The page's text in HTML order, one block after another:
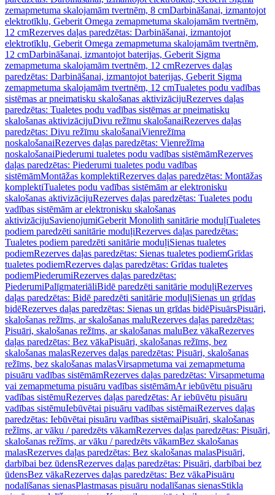
zemapmetuma skalojamām tvertnēm, 8 cmDarbināšanai, izmantojot
elektrotīklu, Geberit Omega zemapmetuma skalojamām tvertnēm,
12 cmRezerves daļas paredzētas: Darbināšanai, izmantojot
elektrotīklu, Geberit Omega zemapmetuma skalojamām tvertnēm,
12 cmDarbināšanai, izmantojot baterijas, Geberit Sigma
zemapmetuma skalojamām tvertnēm, 12 cmRezerves daļas
paredzētas: Darbināšanai, izmantojot baterijas, Geberit Sigma
zemapmetuma skalojamām tvertnēm, 12 cmTualetes podu vadības
sistēmas ar pneimatisku skalošanas aktivizācijuRezerves daļas
paredzētas: Tualetes podu vadības sistēmas ar pneimatisku
skalošanas aktivizācijuDivu režīmu skalošanaiRezerves daļas
paredzētas: Divu režīmu skalošanaiVienrežīma
noskalošanaiRezerves daļas paredzētas: Vienrežīma
noskalošanaiPiederumi tualetes podu vadības sistēmāmRezerves
daļas paredzētas: Piederumi tualetes podu vadības
sistēmāmMontāžas komplektiRezerves daļas paredzētas: Montāžas
komplektiTualetes podu vadības sistēmām ar elektronisku
skalošanas aktivizācijuRezerves daļas paredzētas: Tualetes podu
vadības sistēmām ar elektronisku skalošanas
aktivizācijuSavienojumiGeberit Monolith sanitārie moduļiTualetes
podiem paredzēti sanitārie moduļiRezerves daļas paredzētas:
Tualetes podiem paredzēti sanitārie moduļiSienas tualetes
podiemRezerves daļas paredzētas: Sienas tualetes podiemGrīdas
tualetes podiemRezerves daļas paredzētas: Grīdas tualetes
podiemPiederumiRezerves daļas paredzētas:
PiederumiPalīgmateriāliBidē paredzēti sanitārie moduļiRezerves
daļas paredzētas: Bidē paredzēti sanitārie moduļiSienas un grīdas
bidēRezerves daļas paredzētas: Sienas un grīdas bidēPisuārsPisuāri,
skalošanas režīms, ar skalošanas maluRezerves daļas paredzētas:
Pisuāri, skalošanas režīms, ar skalošanas maluBez vākaRezerves
daļas paredzētas: Bez vākaPisuāri, skalošanas režīms, bez
skalošanas malasRezerves daļas paredzētas: Pisuāri, skalošanas
režīms, bez skalošanas malasVirsapmetuma vai zemapmetuma
pisuāru vadības sistēmāmRezerves daļas paredzētas: Virsapmetuma
vai zemapmetuma pisuāru vadības sistēmāmAr iebūvētu pisuāru
vadības sistēmuRezerves daļas paredzētas: Ar iebūvētu pisuāru
vadības sistēmuIebūvētai pisuāru vadības sistēmaiRezerves daļas
paredzētas: Iebūvētai pisuāru vadības sistēmaiPisuāri, skalošanas
režīms, ar vāku / paredzēts vākamRezerves daļas paredzētas: Pisuāri,
skalošanas režīms, ar vāku / paredzēts vākamBez skalošanas
malasRezerves daļas paredzētas: Bez skalošanas malasPisuāri,
darbībai bez ūdensRezerves daļas paredzētas: Pisuāri, darbībai bez
ūdensBez vākaRezerves daļas paredzētas: Bez vākaPisuāru
nodalīšanas sienasPlastmasas pisuāru nodalīšanas sienasStikla